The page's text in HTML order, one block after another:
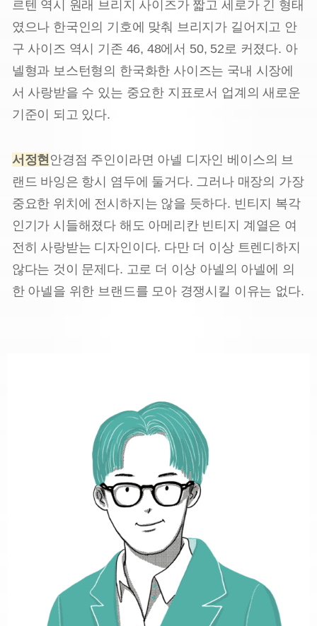
르텐 역시 원래 브리지 사이즈가 짧고 세로가 긴 형태
였으나 한국인의 기호에 맞춰 브리지가 길어지고 안
구 사이즈 역시 기존 46, 48에서 50, 52로 커졌다. 아
넬형과 보스턴형의 한국화한 사이즈는 국내 시장에
서 사랑받을 수 있는 중요한 지표로서 업계의 새로운
기준이 되고 있다.
서정현 안경점 주인이라면 아넬 디자인 베이스의 브
랜드 바잉은 항시 염두에 둘거다. 그러나 매장의 가장
중요한 위치에 전시하지는 않을 듯하다. 빈티지 복각
인기가 시들해졌다 해도 아메리칸 빈티지 계열은 여
전히 사랑받는 디자인이다. 다만 더 이상 트렌디하지
않다는 것이 문제다. 고로 더 이상 아넬의 아넬에 의
한 아넬을 위한 브랜드를 모아 경쟁시킬 이유는 없다.